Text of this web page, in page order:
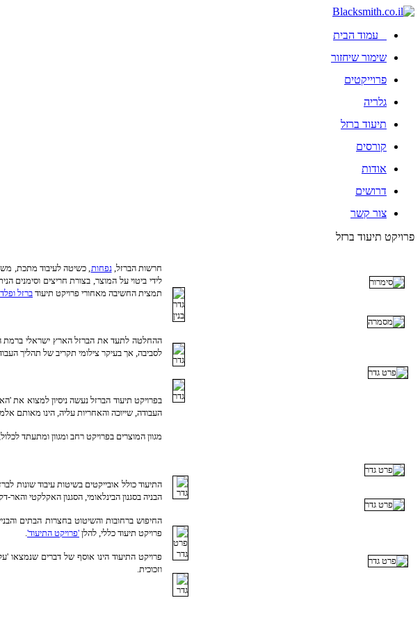
עמוד הבית
שימור שיחזור
פרוייקטים
גלריה
תיעוד ברזל
קורסים
אודות
דרושים
צור קשר
פרויקט תיעוד ברזל
חרשות הברזל,נפחות, כשיטה לעיבוד מתכת,
לידי ביטוי על המוצר, בצורת חריצים וסימנים
תמצית החשיבה מאחורי פרויקט תיעודברזל
ההחלטה לתעד את הברזל הארץ ישראלי ברמת
לסביבה, אך בעיקר צילומי תקריב של תהליך
בפרויקט תיעוד הברזל נעשה ניסיון למצוא את
העבודה, שייוכה והאחריות עליה, הינו מאותם
מגוון המוצרים בפרויקט רחב ומגוון ומתעתד לכלול, כל דבר
התיעוד כולל אובייקטים בשיטות עיבוד שונות
הבניה בסגנון הבינלאומי, הסגנון האקלקטי והאר-
החיפוש ברחובות והשיטוט בחצרות הבתים
פרויקט תיעוד כללי, להלן 'פרויקט התיעוד'.
פרויקט התיעוד הינו אוסף של דברים שנמצאו
וזכוכית.